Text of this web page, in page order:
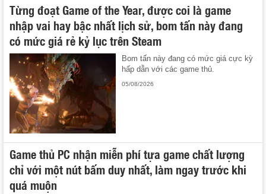
Từng đoạt Game of the Year, được coi là game
nhập vai hay bậc nhất lịch sử, bom tấn này đang
có mức giá rẻ kỷ lục trên Steam
Bom tấn này đang có mức giá cực kỳ
hấp dẫn với các game thủ.
05/08/2026
Game thủ PC nhận miễn phí tựa game chất lượng
chỉ với một nút bấm duy nhất, làm ngay trước khi
quá muộn